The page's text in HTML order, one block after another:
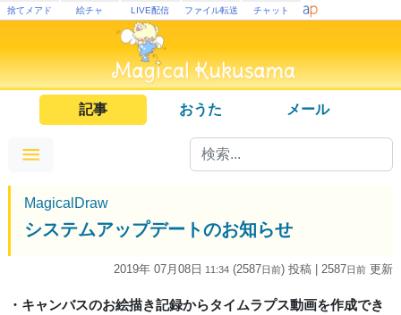
捨てメアド 絵チャ LIVE配信 ファイル転送 チャット
記事 おうた メール
MagicalDraw
システムアップデートのお知らせ
2019年 07月08日 11:34 (2587日前) 投稿 | 2587日前 更新
・キャンバスのお絵描き記録からタイムラプス動画を作成でき